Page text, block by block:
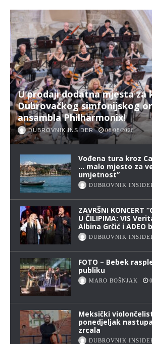
U prodaji dodatna mjesta za
Dubrovačkog simfonijskog
ansambla Philharmonix!
DUBROVNIK INSIDER 08/08/2026
Vođena tura kroz
… malo mjesto za
umjetnost”
DUBROVNIK
ZAVRŠNI KONCERT
U ČILIPIMA: VIS
Albina Grčić i ADEO
DUBROVNIK
FOTO – Bebek
publiku
MARO BOŠNJAK
Meksički
ponedjeljak
zrcala
DUBROVNIK